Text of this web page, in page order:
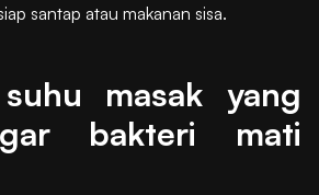
santap atau makanan sisa.
masak yang
bakteri mati